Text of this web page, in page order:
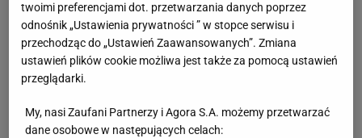
We wtorkowym meczu Mbappe strzelił swojego 57. i
58. gola w narodowych barwach. Dzięki temu
wyprzedził pod tym względem Oliviera Giroud. Po
wszystkim udzielił wywiadu francuskiej stacji M6. W
pewnym momencie popisał się błyskotliwą ripostą.
twoimi preferencjami dot. przetwarzania danych poprzez
odnośnik „Ustawienia prywatności ” w stopce serwisu i
przechodząc do „Ustawień Zaawansowanych”. Zmiana
ustawień plików cookie możliwa jest także za pomocą ustawień
przeglądarki.
My, nasi Zaufani Partnerzy i Agora S.A. możemy przetwarzać
dane osobowe w następujących celach: